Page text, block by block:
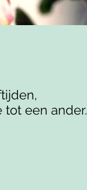
een ander.